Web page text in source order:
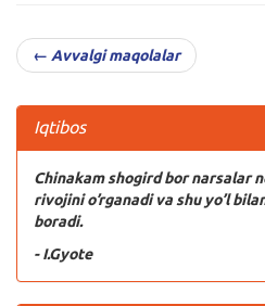
← Avvalgi maqolalar
Iqtibos
Chinakam shogird bor narsalar
rivojini o’rganadi va shu yo’l
boradi.
- I.Gyote